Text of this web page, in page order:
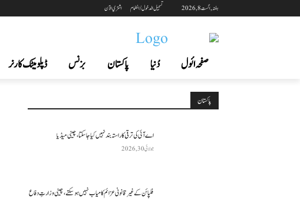
ہفتہ, اگست 8, 2026 تسجيل الدخول / انضمام اشتري الآن
صفحہ ائول دُنیا پاکستان بزنس ڈپلومیٹک کارنر
پاکستان
اے آئی کی ترقی کا راستہ بند نہیں کیا جا سکتا، چینی میڈیا
جولائی 30, 2026
فلپائن کے غیر قانونی عزائم کامیاب نہیں ہو سکتے ، چینی وزارتِ دفاع